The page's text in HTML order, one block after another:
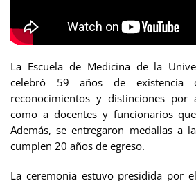
La Escuela de Medicina de la
celebró 59 años de existencia
reconocimientos y distinciones por
como a docentes y funcionarios
Además, se entregaron medallas a
cumplen 20 años de egreso.
La ceremonia estuvo presidida por